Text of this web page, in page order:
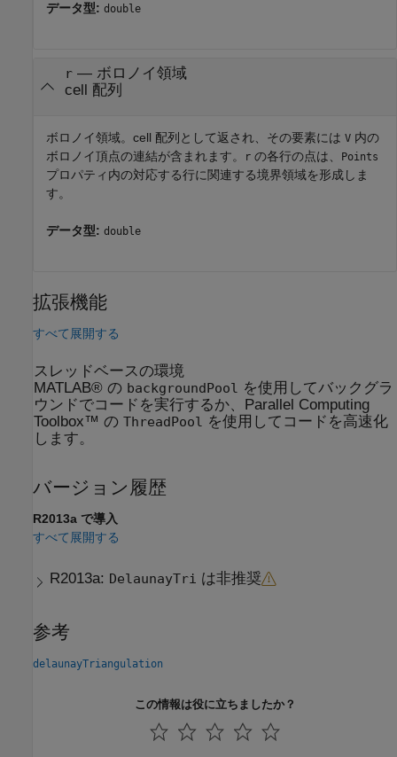
データ型: double
r— ボロノイ領域
cell 配列
ボロノイ領域。cell 配列として返され、その要素には V 内の
ボロノイ頂点の連結が含まれます。
r の各行の点は、 Points
プロパティ内の対応する行に関連する境界領域を形成しま
す。
データ型: double
拡張機能
すべて展開する
スレッドベースの環境
MATLAB® の backgroundPool
を使用してバックグラ
ウンドでコードを実行するか、Parallel Computing
Toolbox™ の ThreadPool
を使用してコードを高速化
します。
バージョン履歴
R2013a で導入
すべて展開する
R2013a: DelaunayTri は非推奨
参考
delaunayTriangulation
この情報は役に立ちましたか？